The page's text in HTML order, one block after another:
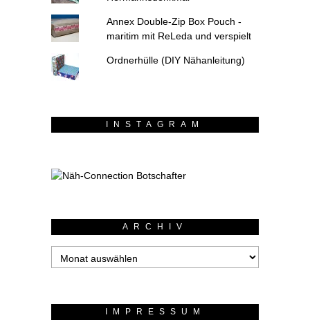
Annex Double-Zip Box Pouch -
maritim mit ReLeda und verspielt
Ordnerhülle (DIY Nähanleitung)
INSTAGRAM
ARCHIV
IMPRESSUM